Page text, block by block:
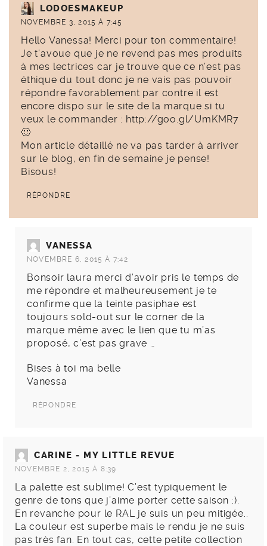
LODOESMAKEUP
NOVEMBRE 3, 2015 À 7:45
Hello Vanessa! Merci pour ton commentaire!
Je t’avoue que je ne revend pas mes produits
à mes lectrices car je trouve que ce n’est pas
éthique du tout donc je ne vais pas pouvoir
répondre favorablement par contre il est
encore dispo sur le site de la marque si tu
veux le commander : http://goo.gl/UmKMR7
🙂
Mon article détaillé ne va pas tarder à arriver
sur le blog, en fin de semaine je pense!
Bisous!
RÉPONDRE
VANESSA
NOVEMBRE 6, 2015 À 7:42
Bonsoir laura merci d’avoir pris le temps de
me répondre et malheureusement je te
confirme que la teinte pasiphae est
toujours sold-out sur le corner de la
marque même avec le lien que tu m’as
proposé, c’est pas grave …
Bises à toi ma belle
Vanessa
RÉPONDRE
CARINE - MY LITTLE REVUE
NOVEMBRE 2, 2015 À 8:39
La palette est sublime! C’est typiquement le
genre de tons que j’aime porter cette saison :).
En revanche pour le RAL je suis un peu mitigée..
La couleur est superbe mais le rendu je ne suis
pas très fan. En tout cas, cette petite collection